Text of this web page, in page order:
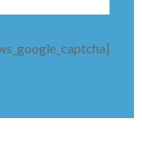
[bws_google_captcha]